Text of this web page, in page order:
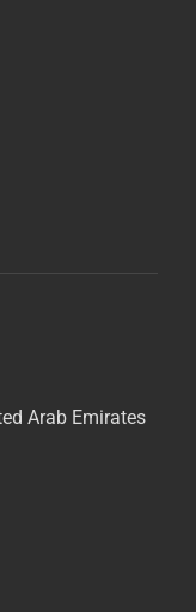
Arab Emirates